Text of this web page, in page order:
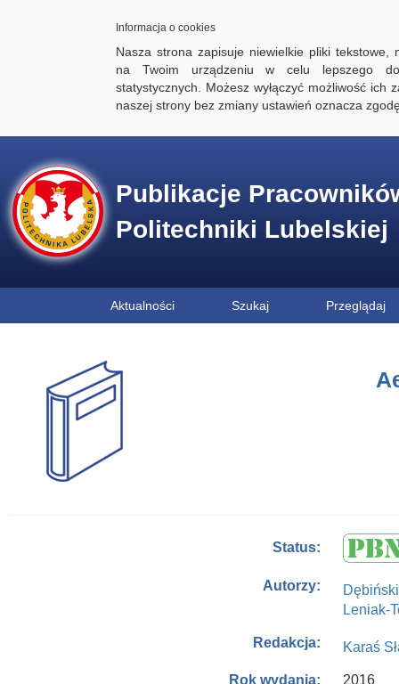
Informacja o cookies
Nasza strona zapisuje niewielkie pliki tekstowe,
na Twoim urządzeniu w celu lepszego
statystycznych. Możesz wyłączyć możliwość ich
naszej strony bez zmiany ustawień oznacza
Publikacje
Politechniki Lubelskiej
Aktualności Szukaj Przeglądaj
Status:
Autorzy:
Leniak-
Redakcja: Karaś
Rok wydania: 2016